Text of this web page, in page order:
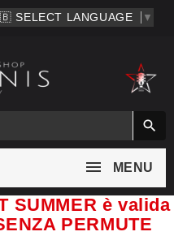
▼

MENU
SUMMER è valida
PERMUTE